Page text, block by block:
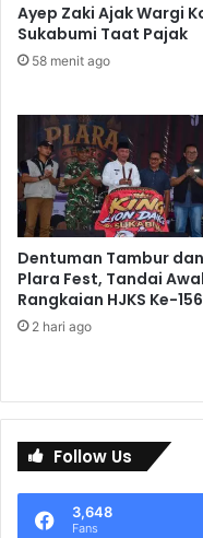
Ayep Zaki Ajak Wargi
Sukabumi Taat Pajak
58 menit ago
Dentuman Tambur dan
Plara Fest, Tandai Awal
Rangkaian HJKS Ke-156
2 hari ago
Follow Us
3,648
Fans